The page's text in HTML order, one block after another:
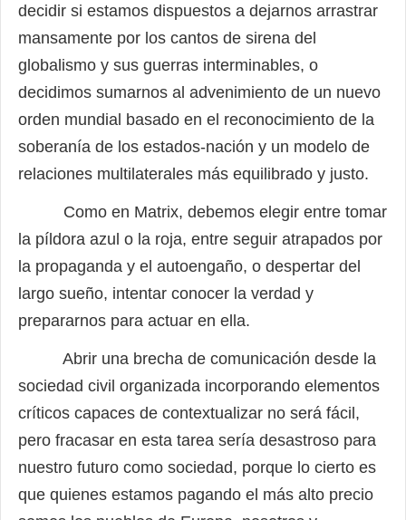
decidir si estamos dispuestos a dejarnos arrastrar
mansamente por los cantos de sirena del
globalismo y sus guerras interminables, o
decidimos sumarnos al advenimiento de un nuevo
orden mundial basado en el reconocimiento de la
soberanía de los estados-nación y un modelo de
relaciones multilaterales más equilibrado y justo.
Como en Matrix, debemos elegir entre tomar
la píldora azul o la roja, entre seguir atrapados por
la propaganda y el autoengaño, o despertar del
largo sueño, intentar conocer la verdad y
prepararnos para actuar en ella.
Abrir una brecha de comunicación desde la
sociedad civil organizada incorporando elementos
críticos capaces de contextualizar no será fácil,
pero fracasar en esta tarea sería desastroso para
nuestro futuro como sociedad, porque lo cierto es
que quienes estamos pagando el más alto precio